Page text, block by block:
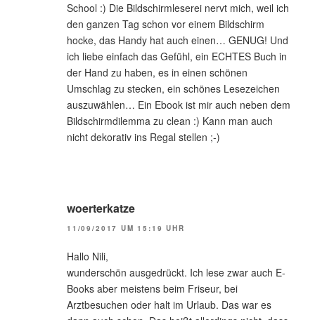
School :) Die Bildschirmleserei nervt mich, weil ich
den ganzen Tag schon vor einem Bildschirm
hocke, das Handy hat auch einen… GENUG! Und
ich liebe einfach das Gefühl, ein ECHTES Buch in
der Hand zu haben, es in einen schönen
Umschlag zu stecken, ein schönes Lesezeichen
auszuwählen… Ein Ebook ist mir auch neben dem
Bildschirmdilemma zu clean :) Kann man auch
nicht dekorativ ins Regal stellen ;-)
woerterkatze
11/09/2017 UM 15:19 UHR
Hallo Nili,
wunderschön ausgedrückt. Ich lese zwar auch E-
Books aber meistens beim Friseur, bei
Arztbesuchen oder halt im Urlaub. Das war es